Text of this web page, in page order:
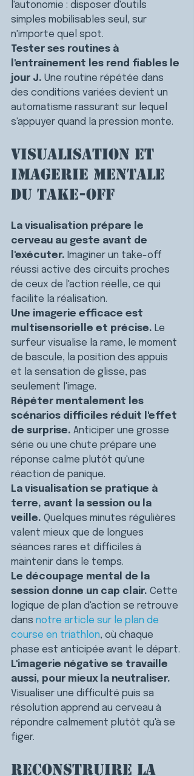
l'autonomie : disposer d'outils
simples mobilisables seul, sur
n'importe quel spot.
Tester ses routines à
l'entraînement les rend fiables le
jour J. Une routine répétée dans
des conditions variées devient un
automatisme rassurant sur lequel
s'appuyer quand la pression monte.
Visualisation et
imagerie mentale
du take-off
La visualisation prépare le
cerveau au geste avant de
l'exécuter. Imaginer un take-off
réussi active des circuits proches
de ceux de l'action réelle, ce qui
facilite la réalisation.
Une imagerie efficace est
multisensorielle et précise. Le
surfeur visualise la rame, le moment
de bascule, la position des appuis
et la sensation de glisse, pas
seulement l'image.
Répéter mentalement les
scénarios difficiles réduit l'effet
de surprise. Anticiper une grosse
série ou une chute prépare une
réponse calme plutôt qu'une
réaction de panique.
La visualisation se pratique à
terre, avant la session ou la
veille. Quelques minutes régulières
valent mieux que de longues
séances rares et difficiles à
maintenir dans le temps.
Le découpage mental de la
session donne un cap clair. Cette
logique de plan d'action se retrouve
dans notre article sur le plan de
course en triathlon, où chaque
phase est anticipée avant le départ.
L'imagerie négative se travaille
aussi, pour mieux la neutraliser.
Visualiser une difficulté puis sa
résolution apprend au cerveau à
répondre calmement plutôt qu'à se
figer.
Reconstruire la